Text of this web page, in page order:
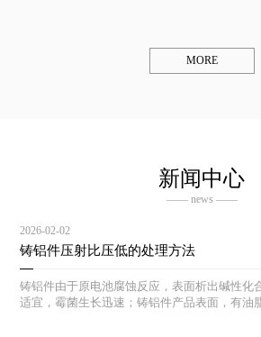
MORE
新闻中心
—— news ——
2026-02-02
铸铝件压射比压低的处理方法
铸铝件由于原电池腐蚀反应，表面析出碱性化
适宜，霉菌生长迅速；铸铝件产品表面，有油